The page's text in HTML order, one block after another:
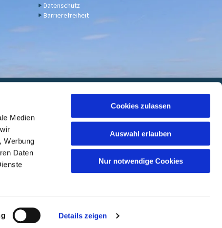
Medien
Werbung
Daten
Details zeigen
Cookies zulassen
Auswahl erlauben
Nur notwendige Cookies
Datenschutz
Barrierefreiheit
05, BIC: GENODED1DKD